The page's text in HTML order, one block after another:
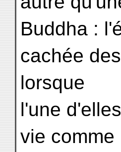
Buddha :
cachée
lorsque
l'une
vie